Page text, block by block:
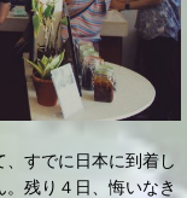
すでに日本に到着し
。残り４日、悔いなき